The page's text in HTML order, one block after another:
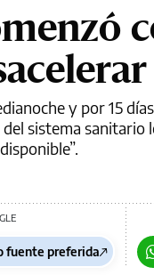
y por 15
sistema sanitario
fuente preferida